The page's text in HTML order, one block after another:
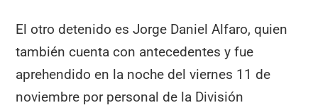
El otro detenido es Jorge Daniel Alfaro, quien
también cuenta con antecedentes y fue
aprehendido en la noche del viernes 11 de
noviembre por personal de la División